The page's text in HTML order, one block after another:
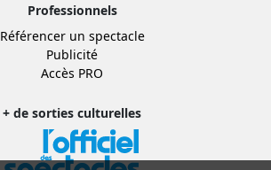
Professionnels
Référencer un spectacle
Publicité
Accès PRO
+ de sorties culturelles